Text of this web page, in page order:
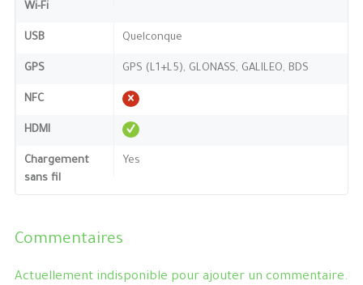
Wi-Fi
USB Quelconque
GPS GPS (L1+L5), GLONASS, GALILEO, BDS
NFC
HDMI
Chargement
sans fil
Yes
Commentaires
Actuellement indisponible pour ajouter un commentaire.